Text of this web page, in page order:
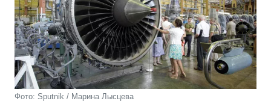
Фото: Sputnik / Марина Лысцева